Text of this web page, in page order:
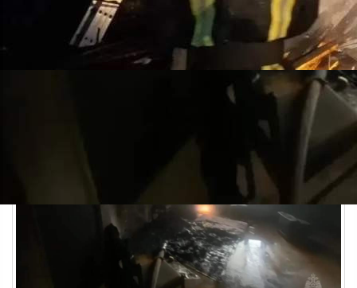
После пожара в норильской квартире
Тушение пожара в посёлке Дубинино